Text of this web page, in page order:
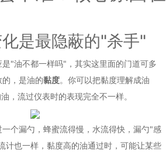
是最隐蔽的"杀手"
"油不都一样吗"，其实这里面的门道可多
，是油的黏度。你可以把黏度理解成油
，流过仪表时的表现完全不一样。
个漏勺，蜂蜜流得慢，水流得快，漏勺"感
计也一样，黏度高的油通过时，可能让某些